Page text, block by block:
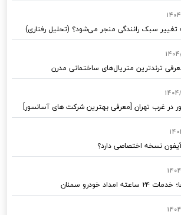
سبک رانندگی منجر می‌شود؟ (تحلیل رفتاری)
ترندترین متریال‌های ساختمانی مدرن
در غرب تهران [معرفی بهترین شرکت های آسانسور]
نسخه اختصاصی دارد؟
خودرو سمنان